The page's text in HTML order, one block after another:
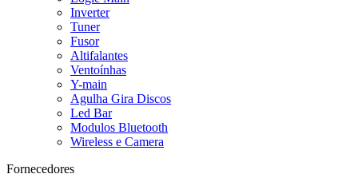
Inverter
Tuner
Fusor
Altifalantes
Ventoínhas
Y-main
Agulha Gira Discos
Led Bar
Modulos Bluetooth
Wireless e Camera
Fornecedores